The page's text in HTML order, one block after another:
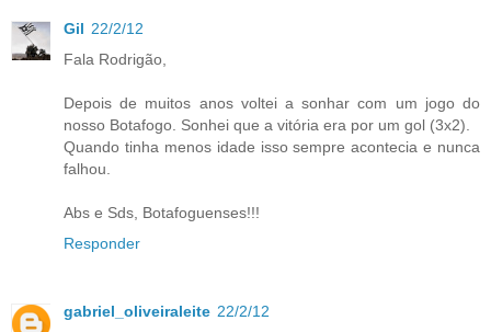
Gil 22/2/12
Fala Rodrigão,
Depois de muitos anos voltei a sonhar com um jogo do
nosso Botafogo. Sonhei que a vitória era por um gol (3x2).
Quando tinha menos idade isso sempre acontecia e nunca
falhou.
Abs e Sds, Botafoguenses!!!
Responder
gabriel_oliveiraleite 22/2/12